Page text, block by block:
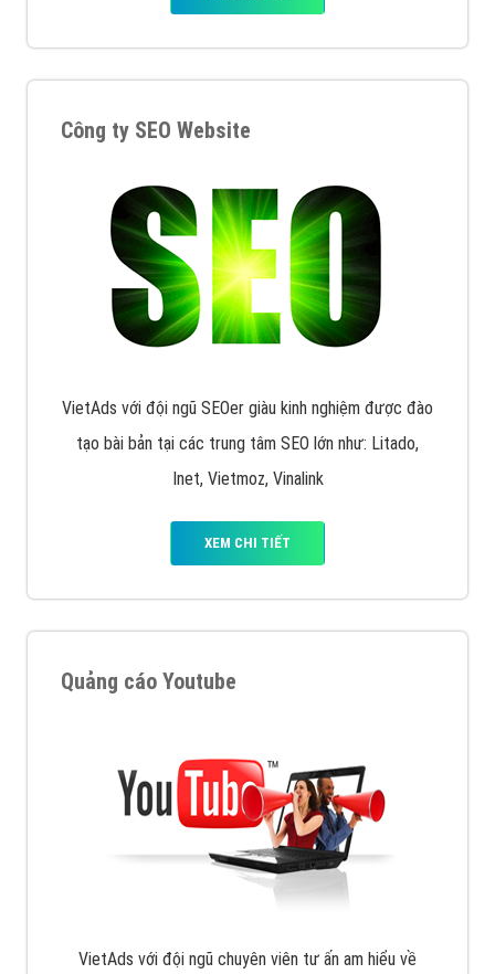
Quảng cáo Remarketing
VietAds triển khai dịch vụ quảng cáo Banner Google
muốn đặt Banner
Công ty SEO Website
VietAds với đội ngũ SEOer giàu kinh nghiệm được đào
Inet, Vietmoz, Vinalink